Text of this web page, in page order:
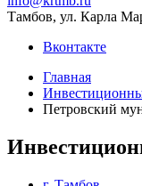
Тамбов, ул. Карла
Вконтакте
Главная
Петровский